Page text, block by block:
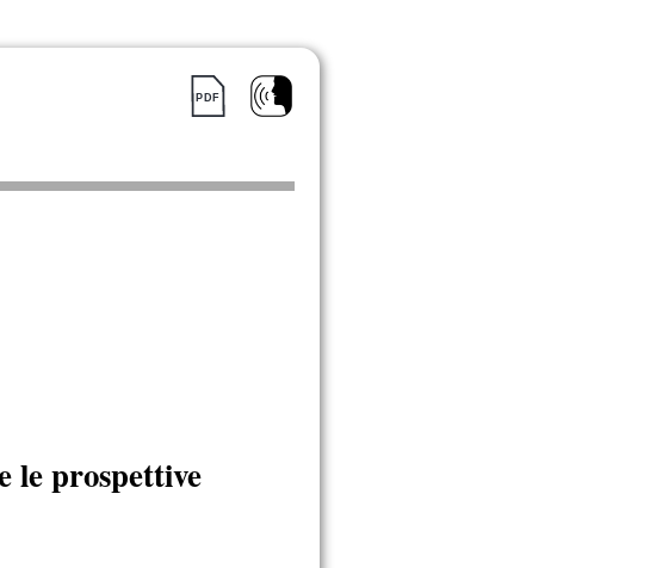
le prospettive